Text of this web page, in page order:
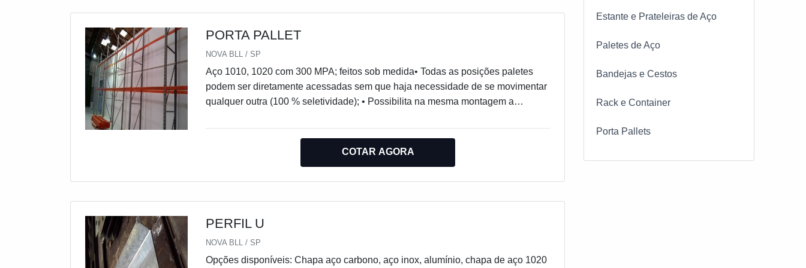
DEGRAU DE ESCADAS BATENTE DE AÇO
PORTA PALLET
NOVA BLL / SP
Aço 1010, 1020 com 300 MPA; feitos sob medida• Todas as posições paletes
podem ser diretamente acessadas sem que haja necessidade de se movimentar
qualquer outra (100 % seletividade); • Possibilita na mesma montagem a
peso; • Permite uma boa performance de movimentação de posições palete por
hora; • É compatível com a maioria dos equipamentos de movimentação; •
COTAR AGORA
PERFIL U
NOVA BLL / SP
Opções disponíveis: Chapa aço carbono, aço inox, alumínio, chapa de aço 1020
Estante e Prateleiras de Aço
Paletes de Aço
Bandejas e Cestos
Rack e Container
Porta Pallets